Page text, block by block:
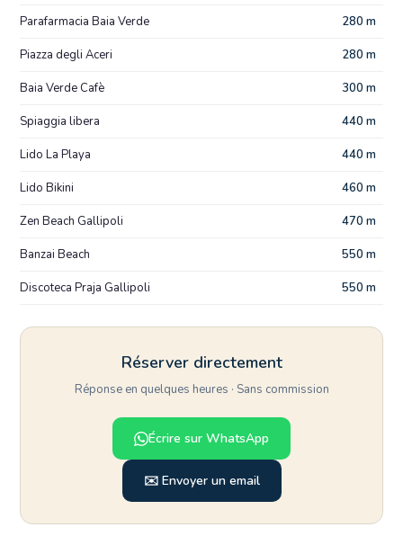
Parafarmacia Baia Verde 280 m
Piazza degli Aceri 280 m
Baia Verde Cafè 300 m
Spiaggia libera 440 m
Lido La Playa 440 m
Lido Bikini 460 m
Zen Beach Gallipoli 470 m
Banzai Beach 550 m
Discoteca Praja Gallipoli 550 m
Réserver directement
Réponse en quelques heures · Sans commission
Écrire sur WhatsApp
✉️ Envoyer un email